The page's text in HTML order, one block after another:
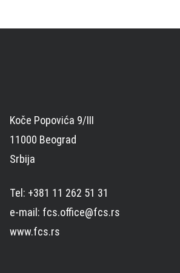
Koče Popovića 9/III
11000 Beograd
Srbija
Tel: +381 11 262 51 31
e-mail: fcs.office@fcs.rs
www.fcs.rs